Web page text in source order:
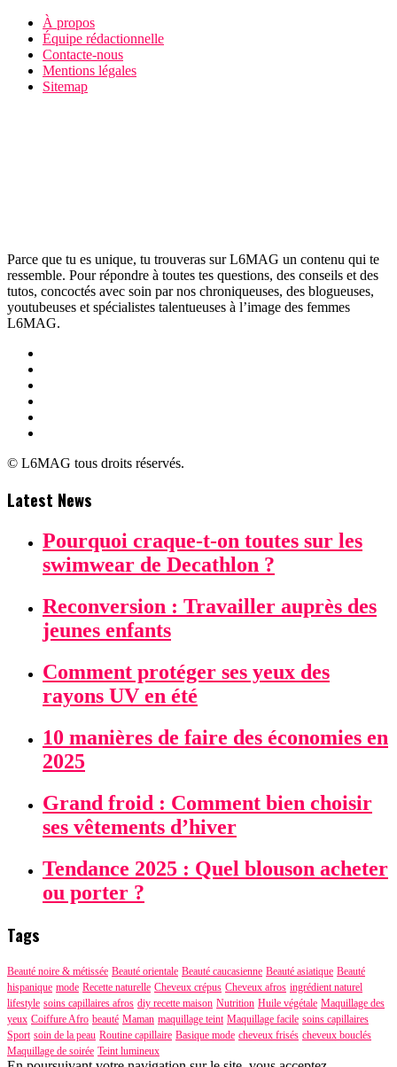
À propos
Équipe rédactionnelle
Contacte-nous
Mentions légales
Sitemap
Parce que tu es unique, tu trouveras sur L6MAG un contenu qui te
ressemble. Pour répondre à toutes tes questions, des conseils et des
tutos, concoctés avec soin par nos chroniqueuses, des blogueuses,
youtubeuses et spécialistes talentueuses à l’image des femmes
L6MAG.
© L6MAG tous droits réservés.
Latest News
Pourquoi craque-t-on toutes sur les
swimwear de Decathlon ?
Reconversion : Travailler auprès des
jeunes enfants
Comment protéger ses yeux des
rayons UV en été
10 manières de faire des économies en
2025
Grand froid : Comment bien choisir
ses vêtements d’hiver
Tendance 2025 : Quel blouson acheter
ou porter ?
Tags
Beauté noire & métissée Beauté orientale Beauté caucasienne Beauté asiatique Beauté
hispanique mode Recette naturelle Cheveux crépus Cheveux afros ingrédient naturel
lifestyle soins capillaires afros diy recette maison Nutrition Huile végétale Maquillage des
yeux Coiffure Afro beauté Maman maquillage teint Maquillage facile soins capillaires
Sport soin de la peau Routine capillaire Basique mode cheveux frisés cheveux bouclés
Maquillage de soirée Teint lumineux